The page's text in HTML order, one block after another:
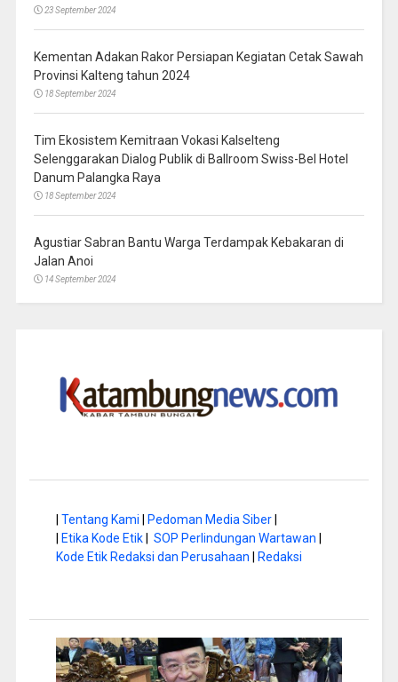
23 September 2024
Kementan Adakan Rakor Persiapan Kegiatan Cetak Sawah
Provinsi Kalteng tahun 2024
18 September 2024
Tim Ekosistem Kemitraan Vokasi Kalselteng
Selenggarakan Dialog Publik di Ballroom Swiss-Bel Hotel
Danum Palangka Raya
18 September 2024
Agustiar Sabran Bantu Warga Terdampak Kebakaran di
Jalan Anoi
14 September 2024
Tentang Kami Pedoman Media Siber|
Etika Kode Etik| SOP Perlindungan Wartawan
Kode Etik Redaksi dan Perusahaan
Redaksi